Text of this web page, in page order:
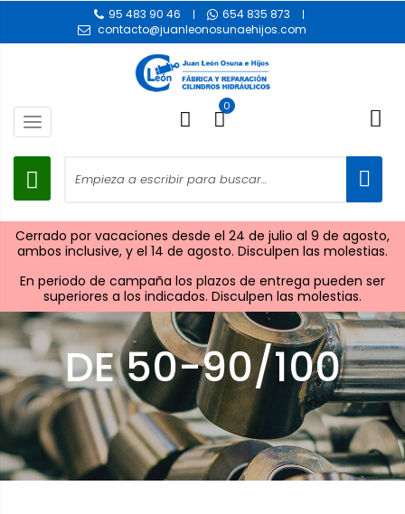
95 483 90 46
654 835 873
contacto@juanleonosunaehijos.com
Toggle
navigation
0
Cerrado por vacaciones desde el 24 de julio al 9 de agosto,
ambos inclusive, y el 14 de agosto. Disculpen las molestias.
En periodo de campaña los plazos de entrega pueden ser
superiores a los indicados. Disculpen las molestias.
DE 50-90/100